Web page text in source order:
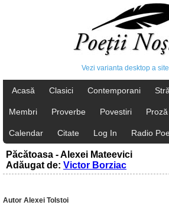
Vezi varianta desktop a
Acasă Clasici Contemporani
Membri Proverbe Povestiri Proză
Calendar Citate Log In Radio
Păcătoasa - Alexei Mateevici
Adăugat de: Victor Borziac
Autor Alexei Tolstoi